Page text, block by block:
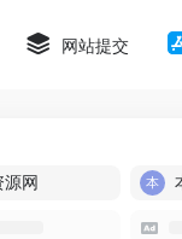
网站提交
网